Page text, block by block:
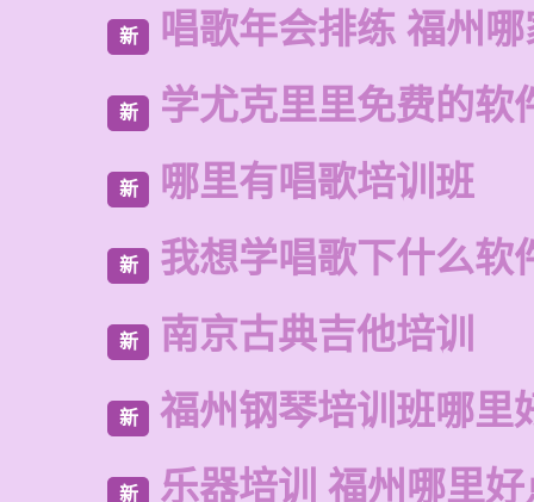
新 唱歌年会排练 福州
新 学尤克里里免费的软
新 哪里有唱歌培训班
新 我想学唱歌下什么软
新 南京古典吉他培训
新 福州钢琴培训班哪里
新 乐器培训 福州哪里